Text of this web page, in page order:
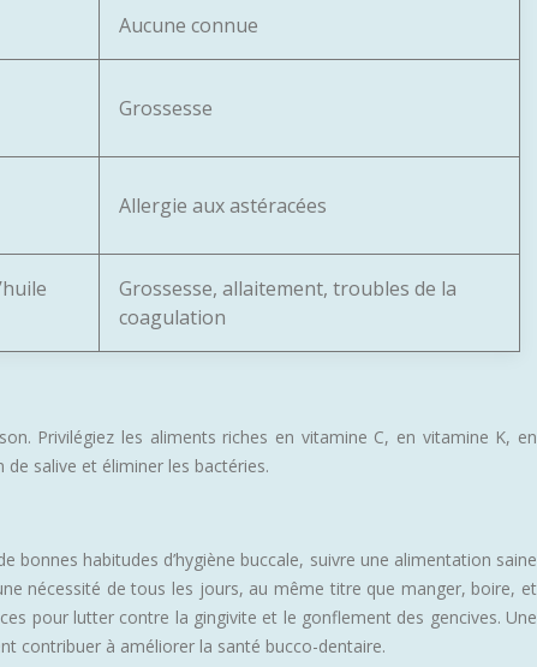
Aucune connue
Grossesse
Allergie aux astéracées
Grossesse, allaitement, troubles de la
coagulation
Privilégiez les aliments riches en vitamine C, en vitamine K, en
salive et éliminer les bactéries.
habitudes d’hygiène buccale, suivre une alimentation saine
nécessité de tous les jours, au même titre que manger, boire, et
pour lutter contre la gingivite et le gonflement des gencives. Une
contribuer à améliorer la santé bucco-dentaire.